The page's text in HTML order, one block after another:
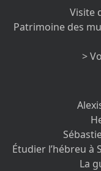
Visite
Patrimoine des
>
Étudier l’hébreu à
La